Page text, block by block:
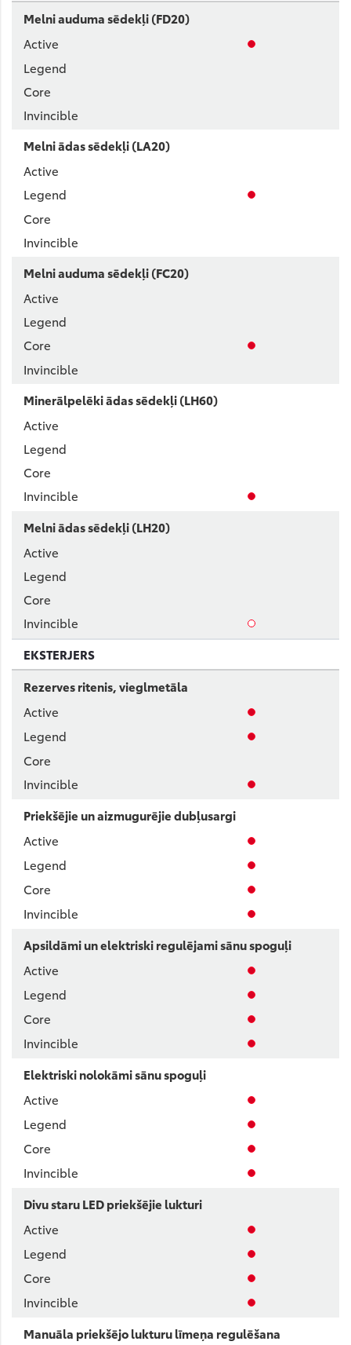
Melni auduma sēdekļi (FD20)
Melni ādas sēdekļi (LA20)
Melni auduma sēdekļi (FC20)
Minerālpelēki ādas sēdekļi (LH60)
Melni ādas sēdekļi (LH20)
EKSTERJERS
Rezerves ritenis, vieglmetāla
Priekšējie un aizmugurējie dubļusargi
Apsildāmi un elektriski regulējami sānu spoguļi
Elektriski nolokāmi sānu spoguļi
Divu staru LED priekšējie lukturi
Manuāla priekšējo lukturu līmeņa regulēšana